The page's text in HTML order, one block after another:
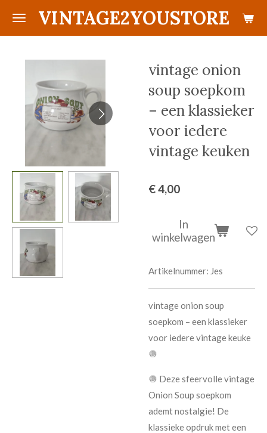
Ga
hoofdinhoud
VINTAGE2YOUSTORE
vintage onion
soup soepkom
– een klassieker
voor iedere
vintage keuken
€ 4,00
In
winkelwagen
Artikelnummer: Jes
vintage onion soup
soepkom – een klassieker
voor iedere vintage keuke
🧅
🧅 Deze sfeervolle vintage
Onion Soup soepkom
ademt nostalgie! De
klassieke opdruk met een